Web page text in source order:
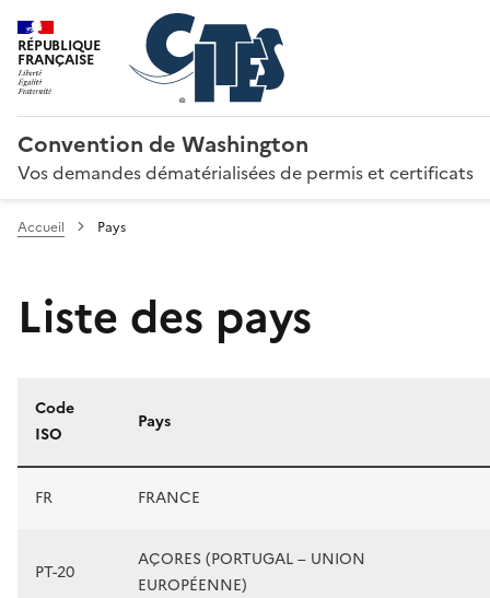
RÉPUBLIQUE
FRANÇAISE
Convention de Washington
Vos demandes dématérialisées de permis et certificats
Accueil Pays
Liste des pays
Liste des pays
Code
ISO
Pays
FR FRANCE
PT-20
AÇORES (PORTUGAL – UNION
EUROPÉENNE)